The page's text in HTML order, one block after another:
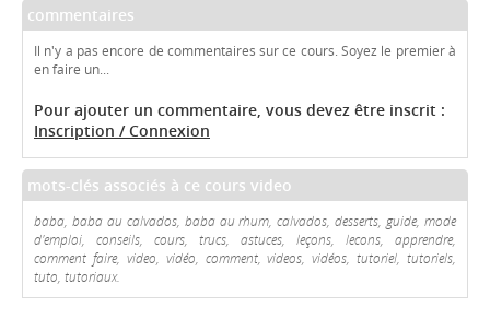
commentaires
Il n'y a pas encore de commentaires sur ce cours. Soyez le premier à
en faire un...
Pour ajouter un commentaire, vous devez être inscrit :
Inscription / Connexion
mots-clés associés à ce cours video
baba, baba au calvados, baba au rhum, calvados, desserts, guide, mode
d'emploi, conseils, cours, trucs, astuces, leçons, lecons, apprendre,
comment faire, video, vidéo, comment, videos, vidéos, tutoriel, tutoriels,
tuto, tutoriaux.